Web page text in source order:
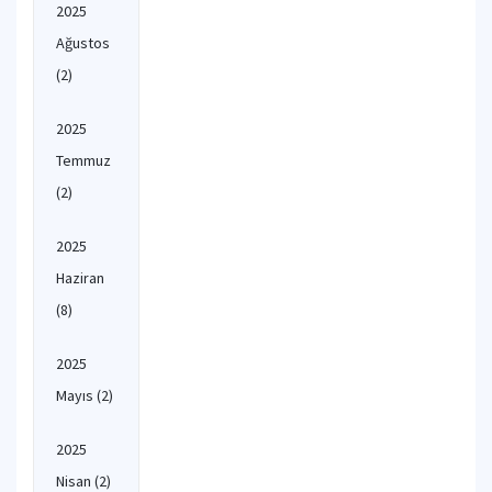
2025
Ağustos
(2)
2025
Temmuz
(2)
2025
Haziran
(8)
2025
Mayıs (2)
2025
Nisan (2)